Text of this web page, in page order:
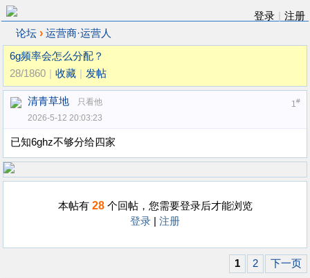
登录
注册
论坛 › 运营商·运营人
6g频率会怎么分配？
28/1860
收藏 发帖
1#
清青草地
只看他
2026-5-12 20:03:23
已知6ghz不够分给四家
本帖有 28个回帖，您需要登录后才能浏览
登录
注册
1 2 下一页